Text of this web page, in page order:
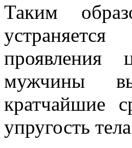
Таким
мужчины
кратчайшие
упругость